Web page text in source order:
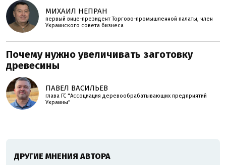
МИХАИЛ НЕПРАН
первый вице-президент Торгово-промышленной палаты, член
Украинского совета бизнеса
Почему нужно увеличивать заготовку
древесины
ПАВЕЛ ВАСИЛЬЕВ
глава ГС "Ассоциация деревообрабатывающих предприятий
Украины"
ДРУГИЕ МНЕНИЯ АВТОРА